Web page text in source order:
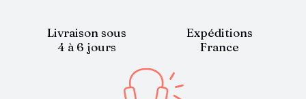
Livraison sous
4 à 6 jours
Expéditions
France